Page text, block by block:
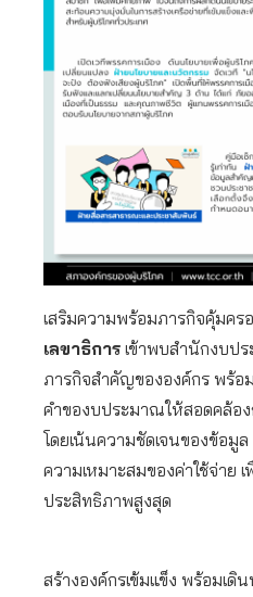
เสริมความพร้อมภารกิจคุ้มคร
เลขาธิการ เข้าพบสำนักงบป
ภารกิจสำคัญขององค์กร พร้อ
คำของบประมาณให้สอดคล้อ
โดยเน้นความชัดเจนของข้อมู
ความเหมาะสมของค่าใช้จ่าย
ประสิทธิภาพสูงสุด
สร้างองค์กรเข้มแข็ง พร้อมเดิ